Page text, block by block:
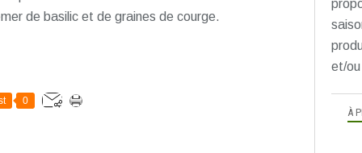
de basilic et de graines de courge.
0
et/
À